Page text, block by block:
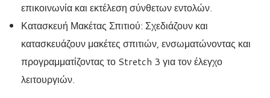
επικοινωνία και εκτέλεση σύνθετων εντολών.
Κατασκευή Μακέτας Σπιτιού: Σχεδιάζουν και
κατασκευάζουν μακέτες σπιτιών, ενσωματώνοντας και
προγραμματίζοντας το Stretch 3 για τον έλεγχο
λειτουργιών.